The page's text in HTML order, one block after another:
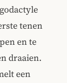
tenen
en te
draaien.
een